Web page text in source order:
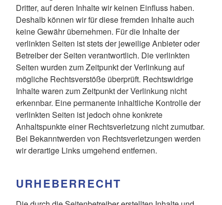
Dritter, auf deren Inhalte wir keinen Einfluss haben.
Deshalb können wir für diese fremden Inhalte auch
keine Gewähr übernehmen. Für die Inhalte der
verlinkten Seiten ist stets der jeweilige Anbieter oder
Betreiber der Seiten verantwortlich. Die verlinkten
Seiten wurden zum Zeitpunkt der Verlinkung auf
mögliche Rechtsverstöße überprüft. Rechtswidrige
Inhalte waren zum Zeitpunkt der Verlinkung nicht
erkennbar. Eine permanente inhaltliche Kontrolle der
verlinkten Seiten ist jedoch ohne konkrete
Anhaltspunkte einer Rechtsverletzung nicht zumutbar.
Bei Bekanntwerden von Rechtsverletzungen werden
wir derartige Links umgehend entfernen.
URHEBERRECHT